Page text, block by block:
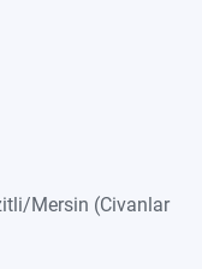
Mersin (Civanlar